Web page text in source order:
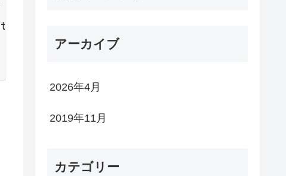
validate=no
アーカイブ
2026年4月
2019年11月
カテゴリー